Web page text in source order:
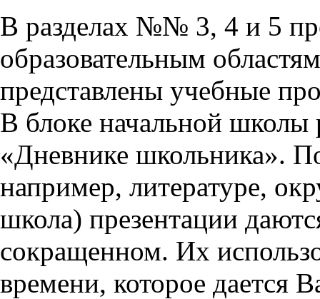
В разделах №№ 3, 4 и 5
образовательным
представлены учебные
В блоке начальной школы
«Дневнике школьника».
например, литературе,
школа) презентации
сокращенном. Их
времени, которое дается